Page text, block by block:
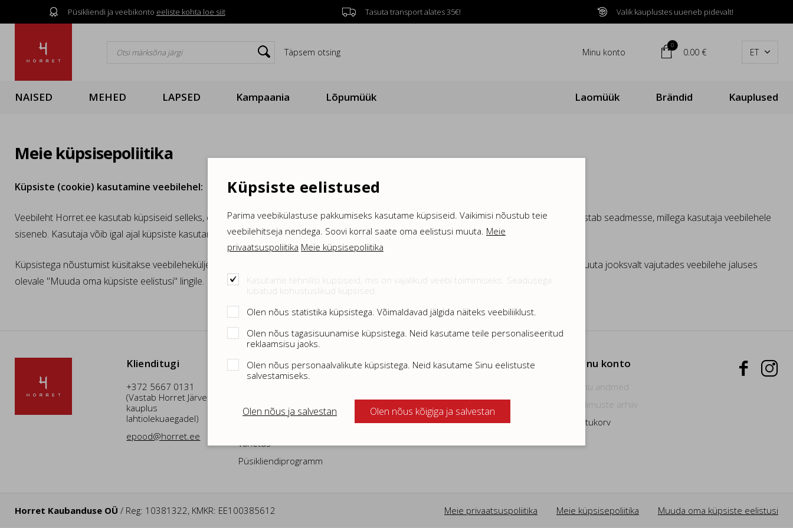
 Püsikliendi ja veebikonto eeliste kohta loe siit  Tasuta transport alates 35€!  Valik kauplustes uueneb pidevalt!
 Täpsem otsing Minu konto
0
 0.00 € ET 
NAISED MEHED LAPSED Kampaania Lõpumüük Laomüük Brändid Kauplused
Meie küpsisepoliitika
Küpsiste (cookie) kasutamine veebilehel:
Veebileht Horret.ee kasutab küpsiseid selleks, et parendada veebilehe külastajate kogemust. Küpsis on tekstifail, mille veebilehitseja salvestab seadmesse, millega kasutaja veebilehele
siseneb. Kasutaja võib igal ajal küpsiste kasutamisest keelduda, kuid sellisel juhul ei pruugi veebilehel kõik funktsioonid korrektselt toimida.
Küpsistega nõustumist küsitakse veebileheküljele saabujalt iga 30 päeva möödudes. Vahepealsel ajal on võimalik oma küpsiste eelistusi muuta jooksvalt vajutades veebilehe jaluses
olevale "Muuda oma küpsiste eelistusi" lingile.
Klienditugi
+372 5667 0131
(Vastab Horret Järve
kauplus
lahtiolekuaegadel)
epood@horret.ee
E-pood
Tarneviisid
vahetus
Püsikliendiprogramm
Tooted
Brändid
Ettevõttest Minu konto
Minu andmed
Tellimuste arhiiv
Ostukorv
 
Horret Kaubanduse OÜ / Reg: 10381322, KMKR: EE100385612 Meie privaatsuspoliitika Meie küpsisepoliitika Muuda oma küpsiste eelistusi
Küpsiste eelistused
Parima veebikülastuse pakkumiseks kasutame küpsiseid. Vaikimisi nõustub teie
veebilehitseja nendega. Soovi korral saate oma eelistusi muuta. Meie
privaatsuspoliitika Meie küpsisepoliitika
Kasutame tehnilisi küpsiseid, mis on vajalikud veebi toimimiseks. Seadusega
lubatud kohustuslikud küpsised.
Olen nõus statistika küpsistega. Võimaldavad jälgida näiteks veebiliiklust.
Olen nõus tagasisuunamise küpsistega. Neid kasutame teile personaliseeritud
reklaamsisu jaoks.
Olen nõus personaalvalikute küpsistega. Neid kasutame Sinu eelistuste
salvestamiseks.
Olen nõus ja salvestan Olen nõus kõigiga ja salvestan